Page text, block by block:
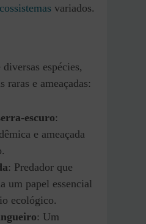
variados.
espécies,
raras e ameaçadas:
escuro:
e ameaçada
: Predador que
um papel essencial
ecológico.
: Um